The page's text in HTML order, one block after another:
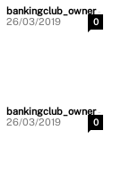
bankingclub_owner -
26/03/2019 0
bankingclub_owner-
26/03/2019 0